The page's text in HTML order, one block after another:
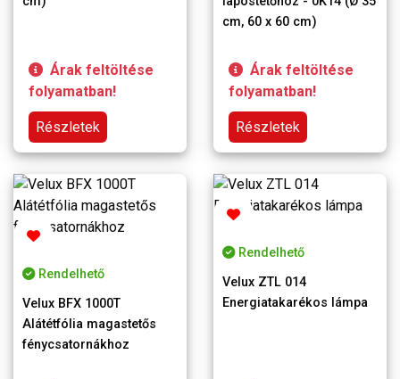
Árak feltöltése
folyamatban!
Részletek
cm, 60 x 60 cm)
Árak feltöltése
folyamatban!
Részletek
Rendelhető
Velux BFX 1000T
Alátétfólia magastetős
fénycsatornákhoz
Rendelhető
Velux ZTL 014
Energiatakarékos lámpa